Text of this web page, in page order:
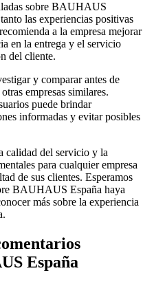
sobre BAUHAUS
las experiencias positivas
a la empresa mejorar
en la entrega y el servicio
del cliente.
y comparar antes de
empresas similares.
puede brindar
informadas y evitar posibles
calidad del servicio y la
para cualquier empresa
de sus clientes. Esperamos
BAUHAUS España haya
más sobre la experiencia
España